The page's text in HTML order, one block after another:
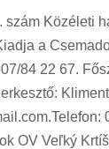
szám Közéleti
a
84 22 67.
:
OV Veľký